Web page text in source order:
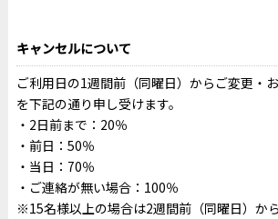
キャンセルについて
ご利用日の1週間前（同曜日）からご変更・
を下記の通り申し受けます。
2日前まで：20％
前日：50％
当日：70％
ご連絡が無い場合：100％
※15名様以上の場合は2週間前（同曜日）か